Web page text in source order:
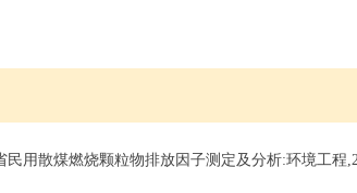
民用散煤燃烧颗粒物排放因子测定及分析:环境工程